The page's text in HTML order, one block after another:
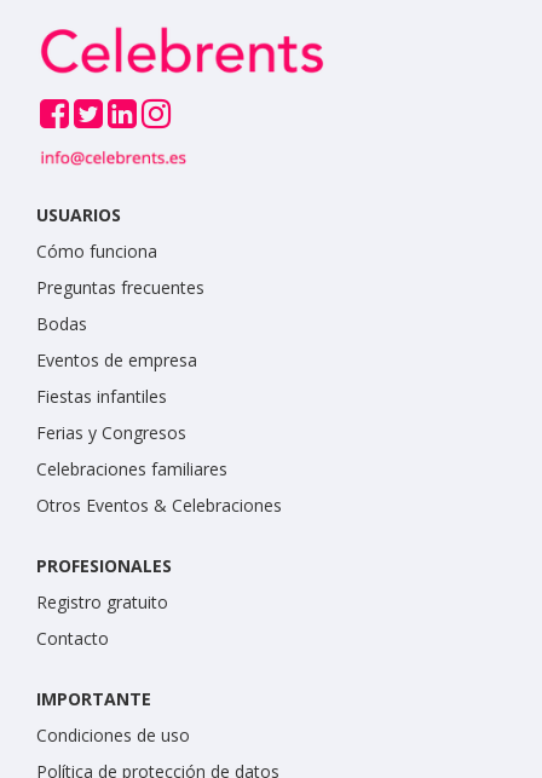
USUARIOS
Cómo funciona
Preguntas frecuentes
Bodas
Eventos de empresa
Fiestas infantiles
Ferias y Congresos
Celebraciones familiares
Otros Eventos & Celebraciones
PROFESIONALES
Registro gratuito
Contacto
IMPORTANTE
Condiciones de uso
Política de protección de datos